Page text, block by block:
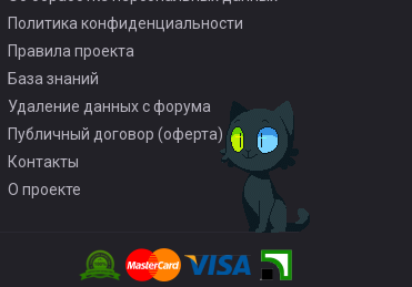
Политика конфиденциальности
Правила проекта
База знаний
Удаление данных с форума
Публичный договор (оферта)
Контакты
О проекте